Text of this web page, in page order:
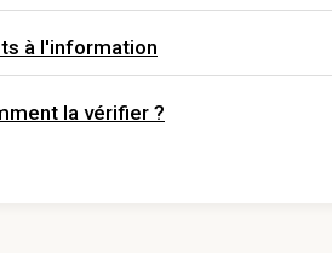
à l'information
la vérifier ?